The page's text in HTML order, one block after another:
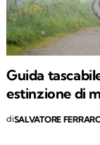
Guida
estinzione di
diSALVATORE